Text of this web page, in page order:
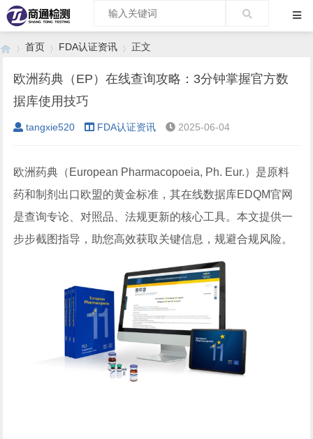
›
首页
›
FDA认证资讯 正文
欧洲药典（EP）在线查询攻略：3分钟掌握官方数
据库使用技巧
tangxie520 FDA认证资讯 2025-06-04
欧洲药典（European Pharmacopoeia, Ph. Eur.）是原料
药和制剂出口欧盟的黄金标准，其在线数据库EDQM官网
是查询专论、对照品、法规更新的核心工具。本文提供一
步步截图指导，助您高效获取关键信息，规避合规风险。